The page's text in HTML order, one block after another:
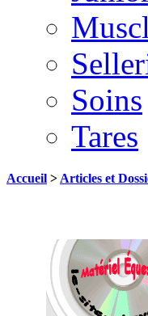
Soins
Tares
Accueil > Articles et